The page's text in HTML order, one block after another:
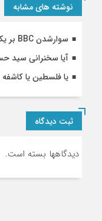
نوشته های مشابه
سوارشدن BBC بر یک شیطنت رسانه ای!
‏آیا سخنرانی سید
یا فلسطين يا كاشفه
ثبت دیدگاه
دیدگاهها بسته است.